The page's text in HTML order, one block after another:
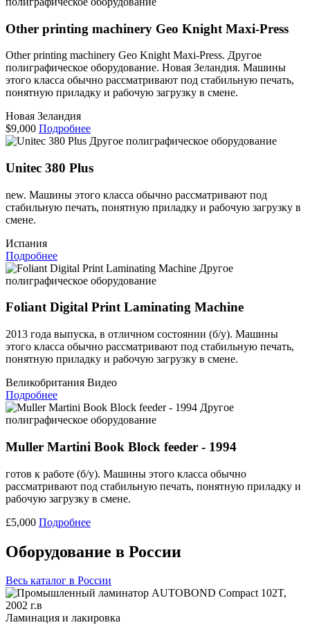
Other printing machinery Geo Knight Maxi-Press
Other printing machinery Geo Knight Maxi-Press. Другое
полиграфическое оборудование. Новая Зеландия. Машины
этого класса обычно рассматривают под стабильную печать,
понятную приладку и рабочую загрузку в смене.
Новая Зеландия
$9,000 Подробнее
Другое полиграфическое оборудование
Unitec 380 Plus
new. Машины этого класса обычно рассматривают под
стабильную печать, понятную приладку и рабочую загрузку в
смене.
Испания
Подробнее
Другое
полиграфическое оборудование
Foliant Digital Print Laminating Machine
2013 года выпуска, в отличном состоянии (б/у). Машины
этого класса обычно рассматривают под стабильную печать,
понятную приладку и рабочую загрузку в смене.
Великобритания Видео
Подробнее
Другое
полиграфическое оборудование
Muller Martini Book Block feeder - 1994
готов к работе (б/у). Машины этого класса обычно
рассматривают под стабильную печать, понятную приладку и
рабочую загрузку в смене.
£5,000 Подробнее
Оборудование в России
Весь каталог в России
Ламинация и лакировка